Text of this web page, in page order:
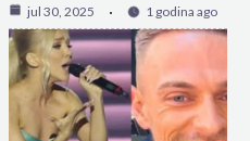
jul 30, 2025 1 godina ago